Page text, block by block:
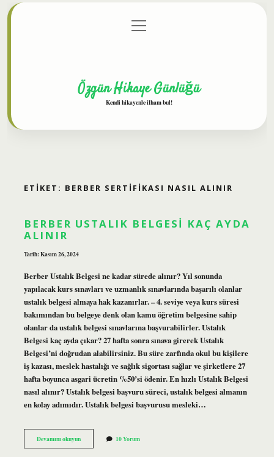
Gizlilik Politikası
menüyü
aç
Özgün Hikaye Günlüğü
Kendi hikayenle ilham bul!
ETIKET: BERBER SERTIFIKASI NASIL ALINIR
BERBER USTALIK BELGESI KAÇ AYDA
ALINIR
Tarih: Kasım 26, 2024
Berber Ustalık Belgesi ne kadar sürede alınır? Yıl sonunda
yapılacak kurs sınavları ve uzmanlık sınavlarında başarılı olanlar
ustalık belgesi almaya hak kazanırlar. – 4. seviye veya kurs süresi
bakımından bu belgeye denk olan kamu öğretim belgesine sahip
olanlar da ustalık belgesi sınavlarına başvurabilirler. Ustalık
Belgesi kaç ayda çıkar? 27 hafta sonra sınava girerek Ustalık
Belgesi’ni doğrudan alabilirsiniz. Bu süre zarfında okul bu kişilere
iş kazası, meslek hastalığı ve sağlık sigortası sağlar ve şirketlere 27
hafta boyunca asgari ücretin %50’si ödenir. En hızlı Ustalık Belgesi
nasıl alınır? Ustalık belgesi başvuru süreci, ustalık belgesi almanın
en kolay adımıdır. Ustalık belgesi başvurusu mesleki…
Devamını okuyunBerber
Ustalık
10 Yorum